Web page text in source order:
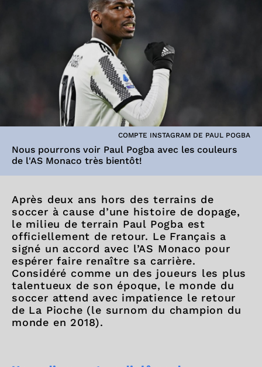
COMPTE INSTAGRAM DE PAUL POGBA
Nous pourrons voir Paul Pogba avec les couleurs
de l'AS Monaco très bientôt!
Après deux ans hors des terrains de
soccer à cause d’une histoire de dopage,
le milieu de terrain Paul Pogba est
officiellement de retour. Le Français a
signé un accord avec l’AS Monaco pour
espérer faire renaître sa carrière.
Considéré comme un des joueurs les plus
talentueux de son époque, le monde du
soccer attend avec impatience le retour
de La Pioche (le surnom du champion du
monde en 2018).